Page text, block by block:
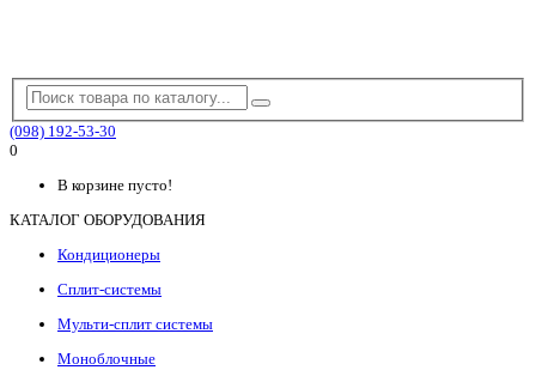
(098) 192-53-30
0
В корзине пусто!
КАТАЛОГ ОБОРУДОВАНИЯ
Кондиционеры
Сплит-системы
Мульти-сплит системы
Моноблочные